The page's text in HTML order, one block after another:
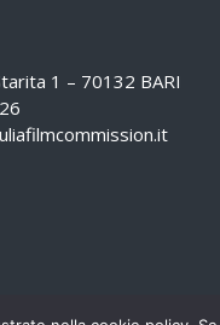
1 – 70132 BARI